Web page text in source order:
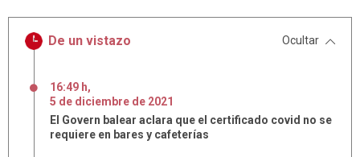
De un vistazo Ocultar
16:49 h,
5 de diciembre de 2021
El Govern balear aclara que el certificado covid no se
requiere en bares y cafeterías